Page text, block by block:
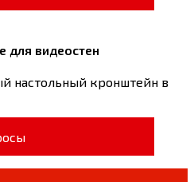
для видеостен
настольный кронштейн в